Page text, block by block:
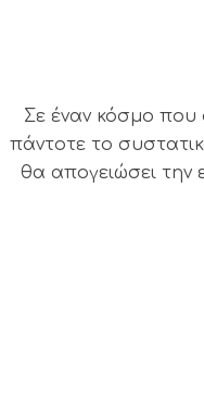
Σε έναν κόσμο που
πάντοτε το
θα απογειώσει την